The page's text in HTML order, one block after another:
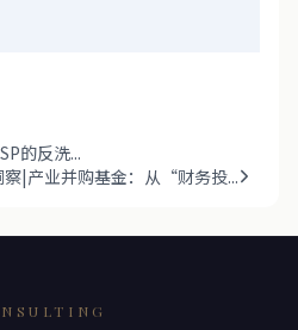
的反洗...
察|产业并购基金：从“财务投...